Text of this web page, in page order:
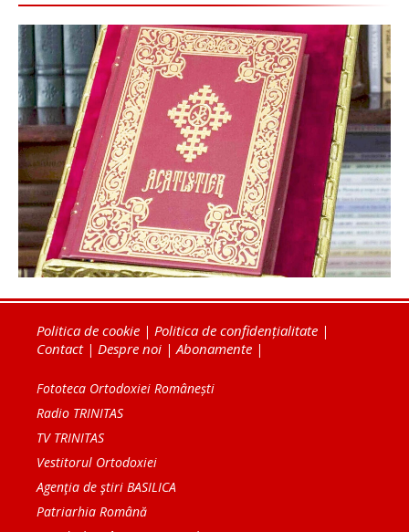
Politica de cookie | Politica de confidențialitate |
Contact| Despre noi | Abonamente |
Fototeca Ortodoxiei Românești
Radio TRINITAS
TV TRINITAS
Vestitorul Ortodoxiei
Agenţia de ştiri BASILICA
Patriarhia Română